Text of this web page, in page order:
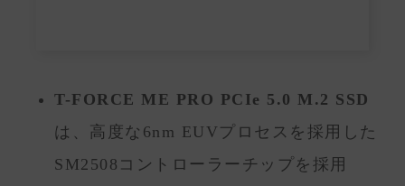
T-FORCE ME PRO PCIe 5.0 M.2 SSD
は、高度な6nm EUVプロセスを採用した
SM2508コントローラーチップを採用